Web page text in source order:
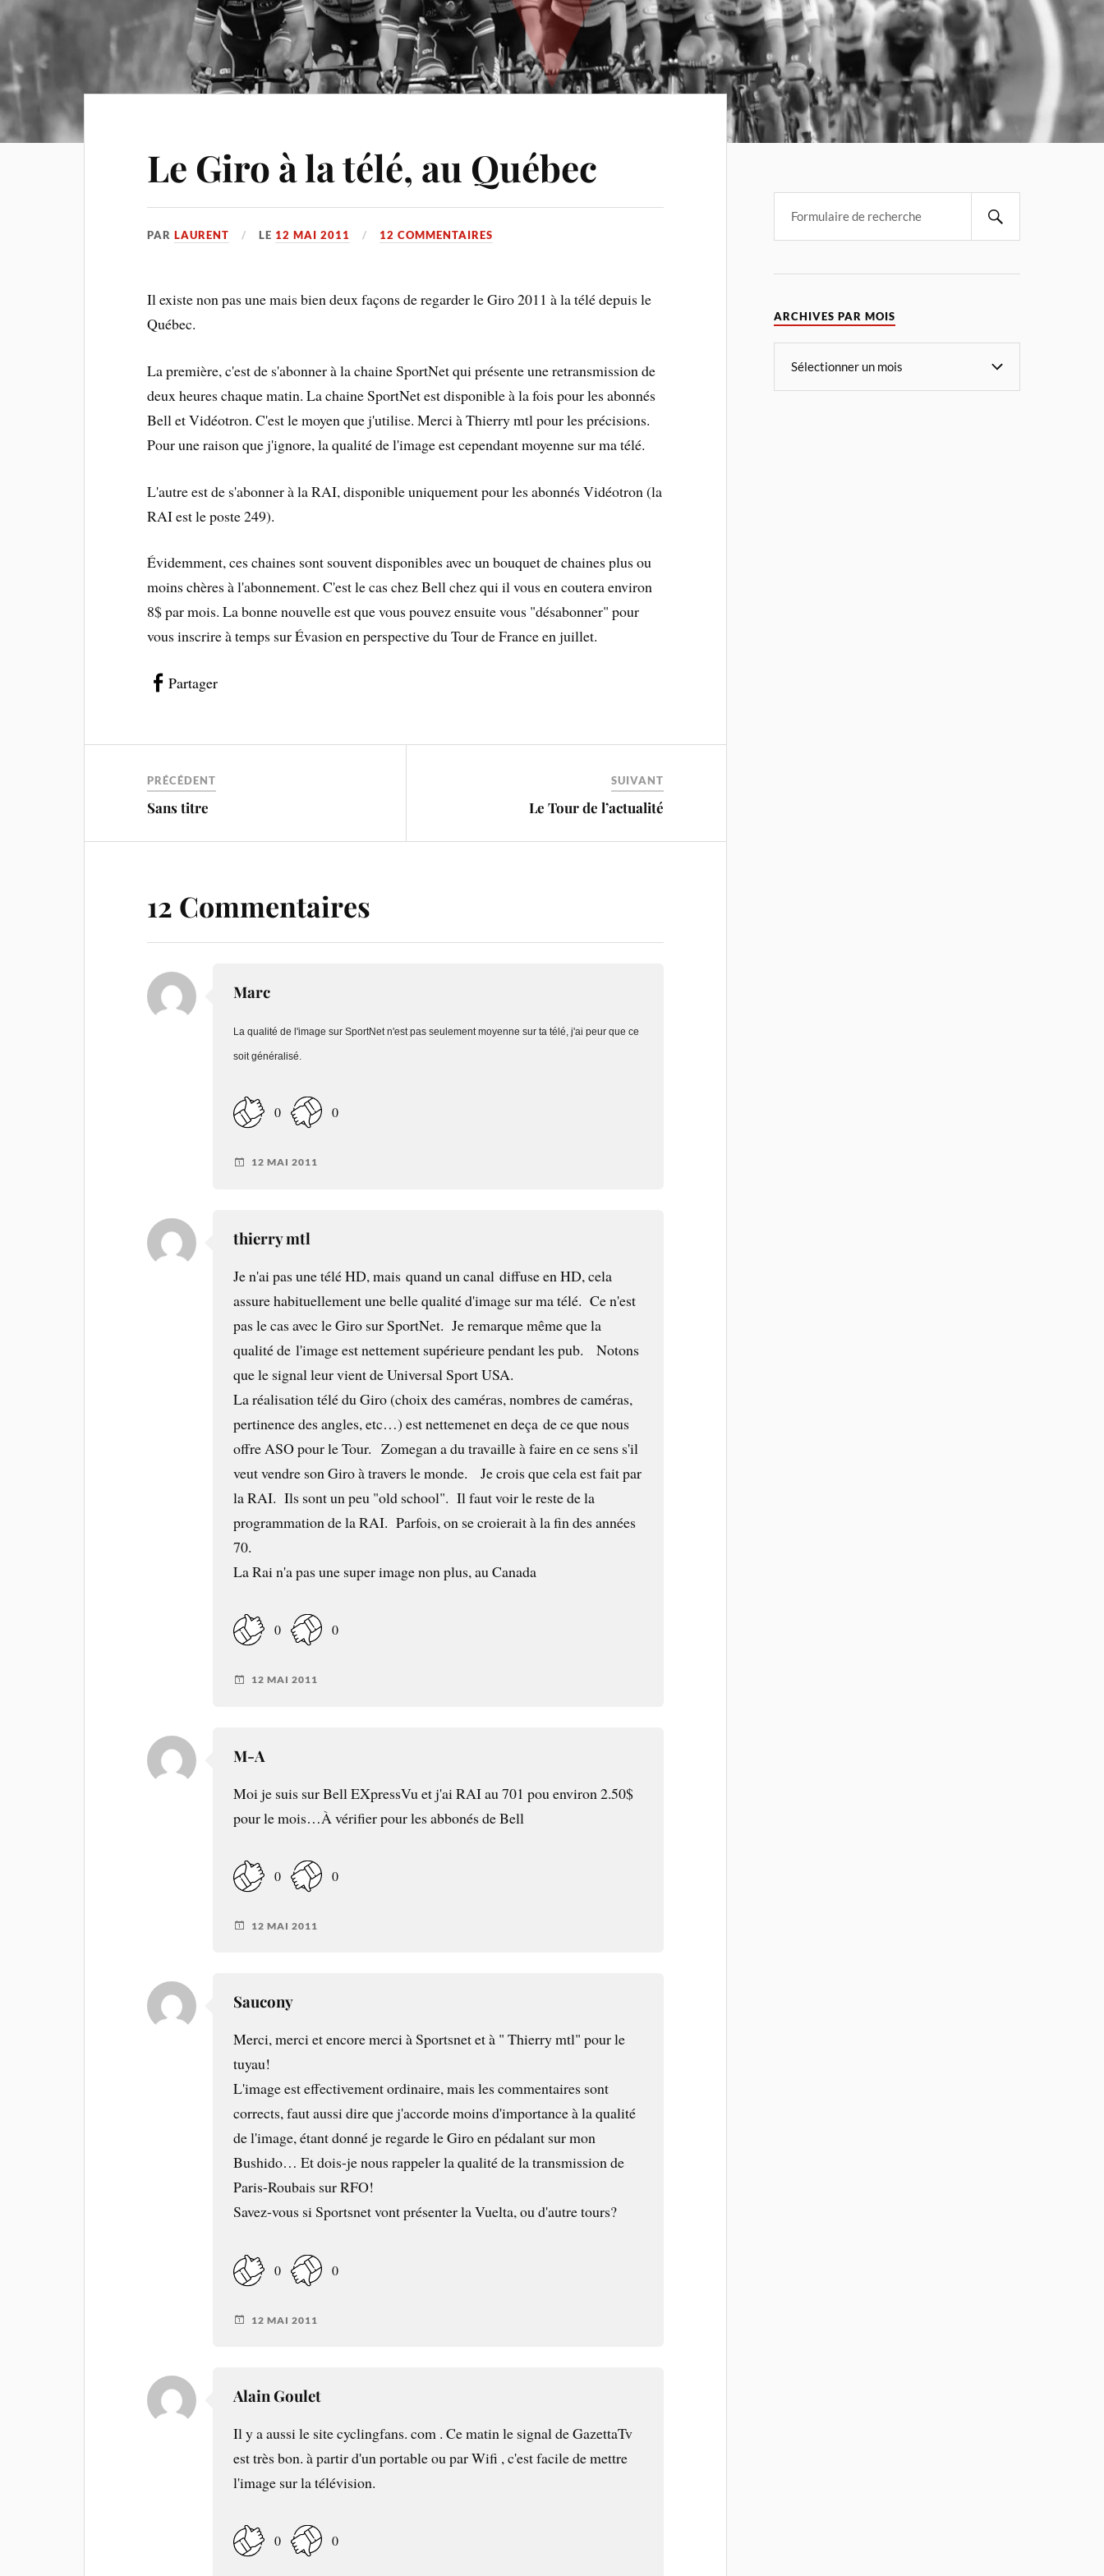
Le Giro à la télé, au Québec
PARLAURENT LE 12 MAI 2011 12 COMMENTAIRES
Il existe non pas une mais bien deux façons de regarder le Giro 2011 à la télé depuis le
Québec.
La première, c'est de s'abonner à la chaine SportNet qui présente une retransmission de
deux heures chaque matin. La chaine SportNet est disponible à la fois pour les abonnés
Bell et Vidéotron. C'est le moyen que j'utilise. Merci à Thierry mtl pour les précisions.
Pour une raison que j'ignore, la qualité de l'image est cependant moyenne sur ma télé.
L'autre est de s'abonner à la RAI, disponible uniquement pour les abonnés Vidéotron (la
RAI est le poste 249).
Évidemment, ces chaines sont souvent disponibles avec un bouquet de chaines plus ou
moins chères à l'abonnement. C'est le cas chez Bell chez qui il vous en coutera environ
8$ par mois. La bonne nouvelle est que vous pouvez ensuite vous "désabonner" pour
vous inscrire à temps sur Évasion en perspective du Tour de France en juillet.
Partager
PRÉCÉDENT
Sans titre
SUIVANT
Le Tour de l’actualité
12 Commentaires
Marc
La qualité de l'image sur SportNet n'est pas seulement moyenne sur ta télé, j'ai peur que ce
soit généralisé.
0 0
12 MAI 2011
thierry mtl
Je n'ai pas une télé HD, mais quand un canal diffuse en HD, cela
assure habituellement une belle qualité d'image sur ma télé. Ce n'est
pas le cas avec le Giro sur SportNet. Je remarque même que la
qualité de l'image est nettement supérieure pendant les pub. Notons
que le signal leur vient de Universal Sport USA.
La réalisation télé du Giro (choix des caméras, nombres de caméras,
pertinence des angles, etc…) est nettemenet en deça de ce que nous
offre ASO pour le Tour. Zomegan a du travaille à faire en ce sens s'il
veut vendre son Giro à travers le monde. Je crois que cela est fait par
la RAI. Ils sont un peu "old school". Il faut voir le reste de la
programmation de la RAI. Parfois, on se croierait à la fin des années
70.
La Rai n'a pas une super image non plus, au Canada
0 0
12 MAI 2011
M-A
Moi je suis sur Bell EXpressVu et j'ai RAI au 701 pou environ 2.50$
pour le mois…À vérifier pour les abbonés de Bell
0 0
12 MAI 2011
Saucony
Merci, merci et encore merci à Sportsnet et à " Thierry mtl" pour le
tuyau!
L'image est effectivement ordinaire, mais les commentaires sont
corrects, faut aussi dire que j'accorde moins d'importance à la qualité
de l'image, étant donné je regarde le Giro en pédalant sur mon
Bushido… Et dois-je nous rappeler la qualité de la transmission de
Paris-Roubais sur RFO!
Savez-vous si Sportsnet vont présenter la Vuelta, ou d'autre tours?
0 0
12 MAI 2011
Alain Goulet
Il y a aussi le site cyclingfans. com . Ce matin le signal de GazettaTv
est très bon. à partir d'un portable ou par Wifi , c'est facile de mettre
l'image sur la télévision.
0 0
ARCHIVES PAR MOIS